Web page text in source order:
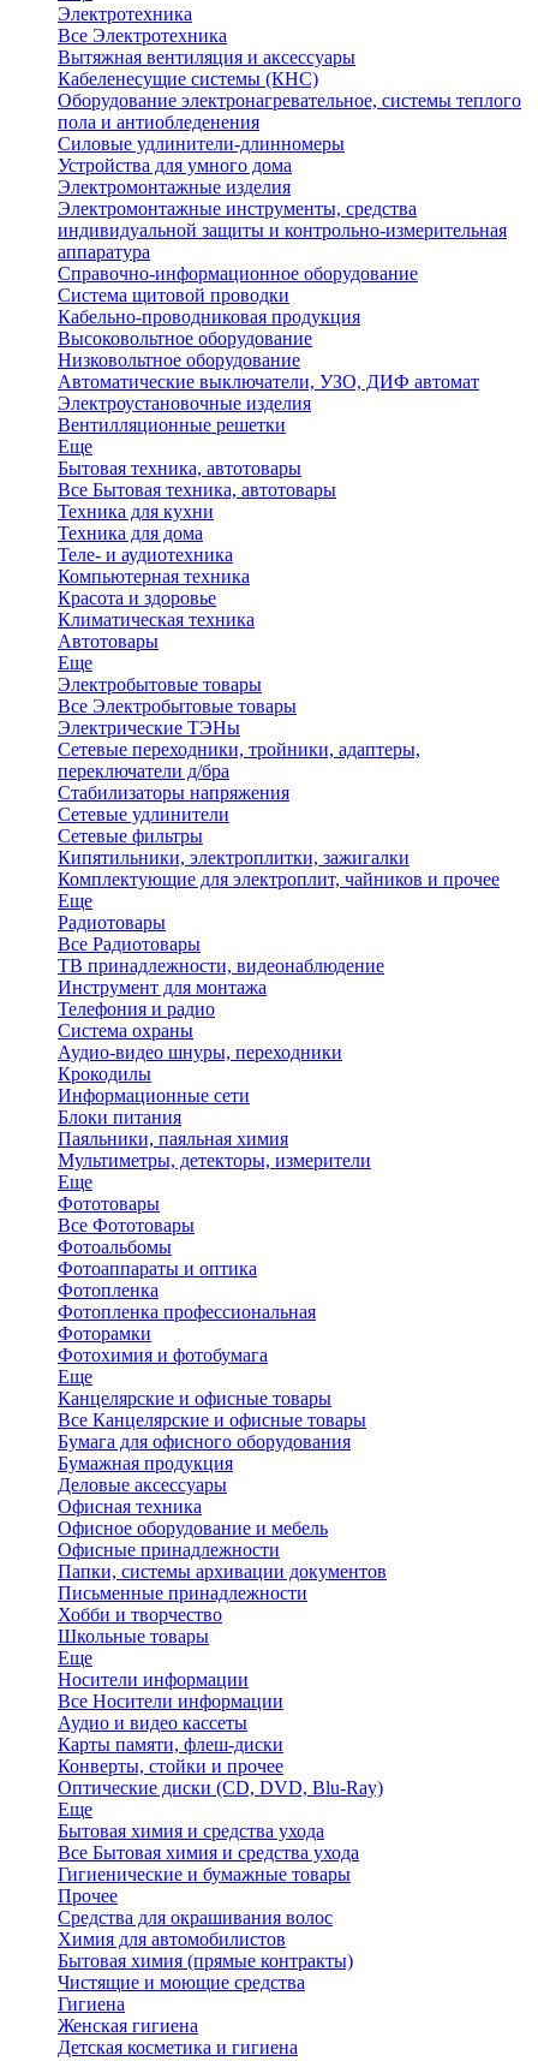
Электротехника
Все Электротехника
Вытяжная вентиляция и аксессуары
Кабеленесущие системы (КНС)
Оборудование электронагревательное, системы теплого
пола и антиобледенения
Силовые удлинители-длинномеры
Устройства для умного дома
Электромонтажные изделия
Электромонтажные инструменты, средства
индивидуальной защиты и контрольно-измерительная
аппаратура
Справочно-информационное оборудование
Система щитовой проводки
Кабельно-проводниковая продукция
Высоковольтное оборудование
Низковольтное оборудование
Автоматические выключатели, УЗО, ДИФ автомат
Электроустановочные изделия
Вентилляционные решетки
Еще
Бытовая техника, автотовары
Все Бытовая техника, автотовары
Техника для кухни
Техника для дома
Теле- и аудиотехника
Компьютерная техника
Красота и здоровье
Климатическая техника
Автотовары
Еще
Электробытовые товары
Все Электробытовые товары
Электрические ТЭНы
Сетевые переходники, тройники, адаптеры,
переключатели д/бра
Стабилизаторы напряжения
Сетевые удлинители
Сетевые фильтры
Кипятильники, электроплитки, зажигалки
Комплектующие для электроплит, чайников и прочее
Еще
Радиотовары
Все Радиотовары
ТВ принадлежности, видеонаблюдение
Инструмент для монтажа
Телефония и радио
Система охраны
Аудио-видео шнуры, переходники
Крокодилы
Информационные сети
Блоки питания
Паяльники, паяльная химия
Мультиметры, детекторы, измерители
Еще
Фототовары
Все Фототовары
Фотоальбомы
Фотоаппараты и оптика
Фотопленка
Фотопленка профессиональная
Фоторамки
Фотохимия и фотобумага
Еще
Канцелярские и офисные товары
Все Канцелярские и офисные товары
Бумага для офисного оборудования
Бумажная продукция
Деловые аксессуары
Офисная техника
Офисное оборудование и мебель
Офисные принадлежности
Папки, системы архивации документов
Письменные принадлежности
Хобби и творчество
Школьные товары
Еще
Носители информации
Все Носители информации
Аудио и видео кассеты
Карты памяти, флеш-диски
Конверты, стойки и прочее
Оптические диски (CD, DVD, Blu-Ray)
Еще
Бытовая химия и средства ухода
Все Бытовая химия и средства ухода
Гигиенические и бумажные товары
Прочее
Средства для окрашивания волос
Химия для автомобилистов
Бытовая химия (прямые контракты)
Чистящие и моющие средства
Гигиена
Женская гигиена
Детская косметика и гигиена